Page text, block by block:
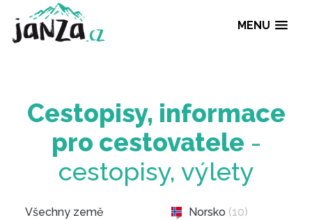
MENU
Cestopisy,
pro cestovatele
cestopisy, výlety
Všechny země
Norsko (10)